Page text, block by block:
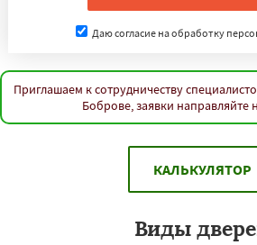
Даю согласие на обработку
Приглашаем к сотрудничеству
Боброве, заявки направляйте
КАЛЬКУЛЯТОР
Виды